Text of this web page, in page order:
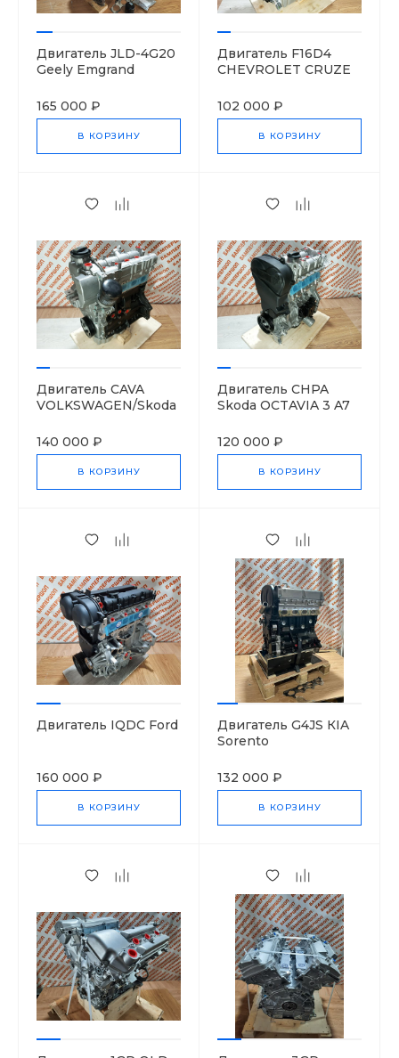
Двигатель JLD-4G20
Geely Emgrand
165 000 ₽
В КОРЗИНУ
Двигатель F16D4
CHEVROLET CRUZE
102 000 ₽
В КОРЗИНУ
Двигатель CAVA
VOLKSWAGEN/Skoda
140 000 ₽
В КОРЗИНУ
Двигатель CHPA
Skoda OCTAVIA 3 A7
120 000 ₽
В КОРЗИНУ
Двигатель IQDC Ford
160 000 ₽
В КОРЗИНУ
Двигатель G4JS КIA
Sоrеnto
132 000 ₽
В КОРЗИНУ